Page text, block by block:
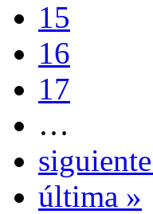
15
16
17
…
siguiente
última »